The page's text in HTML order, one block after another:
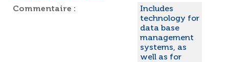
Commentaire :
Includes
technology for
data base
management
systems, as
well as for